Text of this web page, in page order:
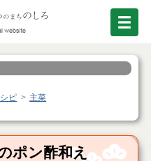
ピ
主菜
ポン酢和え